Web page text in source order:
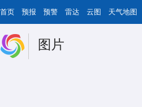
首页 预报 预警 雷达 云图 天气地图
图片